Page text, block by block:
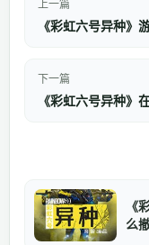
上一篇
《彩虹六号异种》
下一篇
《彩虹六号异种》
《
么